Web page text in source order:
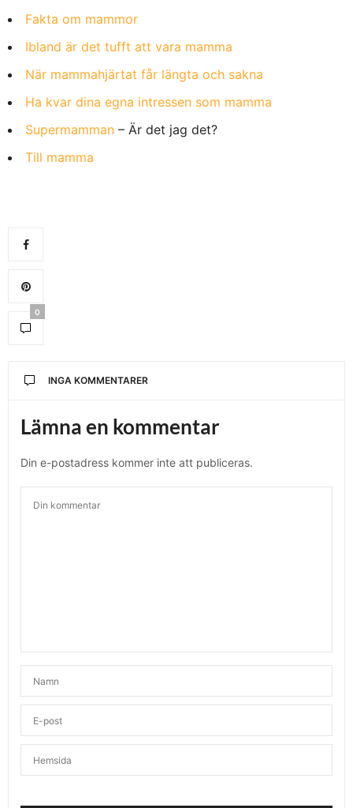
Fakta om mammor
Ibland är det tufft att vara mamma
När mammahjärtat får längta och sakna
Ha kvar dina egna intressen som mamma
Supermamman – Är det jag det?
Till mamma
0
INGA KOMMENTARER
Lämna en kommentar
Din e-postadress kommer inte att publiceras.